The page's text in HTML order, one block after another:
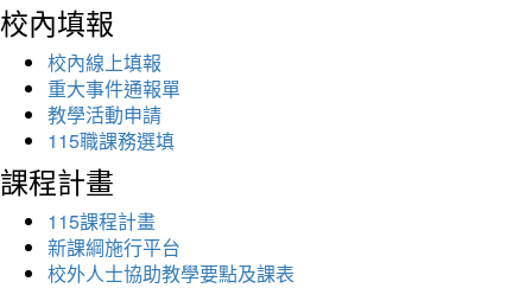
校內填報
校內線上填報
重大事件通報單
教學活動申請
115職課務選填
課程計畫
115課程計畫
新課綱施行平台
校外人士協助教學要點及課表